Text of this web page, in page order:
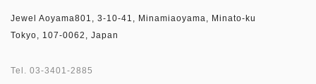
Jewel Aoyama801, 3-10-41, Minamiaoyama, Minato-ku
Tokyo, 107-0062, Japan
Tel. 03-3401-2885